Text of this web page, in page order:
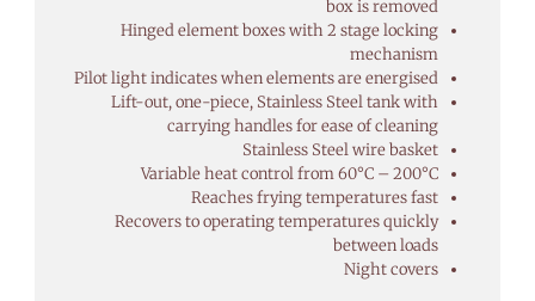
box is removed
Hinged element boxes with 2 stage locking
mechanism
Pilot light indicates when elements are energised
Lift-out, one-piece, Stainless Steel tank with
carrying handles for ease of cleaning
Stainless Steel wire basket
Variable heat control from 60°C – 200°C
Reaches frying temperatures fast
Recovers to operating temperatures quickly
between loads
Night covers